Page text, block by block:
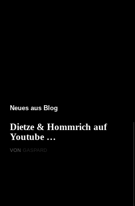
Neues aus Blog
Dietze & Hommrich auf
Youtube …
VON GASPARD